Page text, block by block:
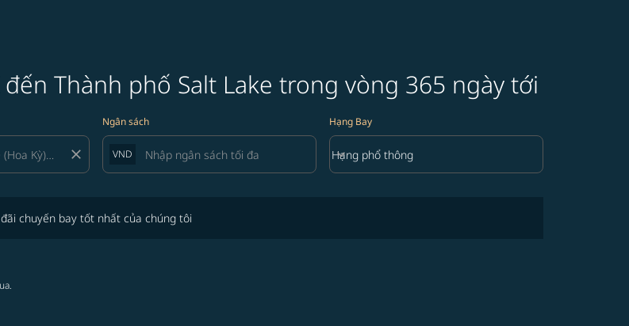
đến Thành phố Salt Lake trong vòng 365 ngày tới
close
Ngân sách
VND
Hạng Bay
Hạng Bay option Hạng phổ thông Selected
Hạng phổ thông
keyboard_arrow_down
chuyến bay tốt nhất của chúng tôi